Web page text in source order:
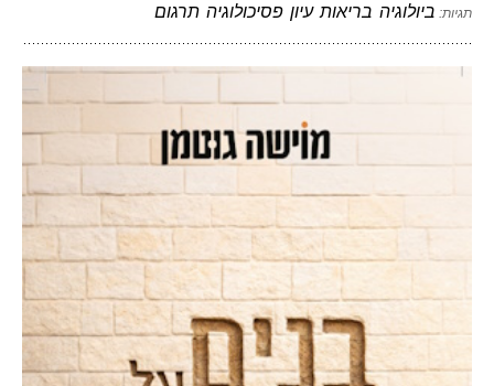
תגיות: ביולוגיה בריאות עיון פסיכולוגיה תרגום